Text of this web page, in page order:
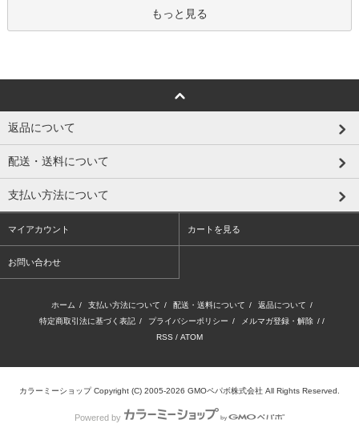
もっと見る
返品について
配送・送料について
支払い方法について
マイアカウント カートを見る
お問い合わせ
ホーム / 支払い方法について / 配送・送料について / 返品について /
特定商取引法に基づく表記 / プライバシーポリシー / メルマガ登録・解除 / /
RSS / ATOM
カラーミーショップCopyright (C) 2005-2026 GMOペパボ株式会社 All Rights Reserved.
Powered by